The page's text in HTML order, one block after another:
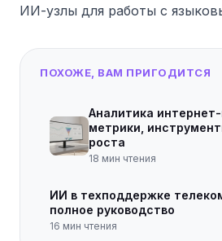
ИИ-узлы для работы с
ПОХОЖЕ, ВАМ ПРИГОДИТСЯ
Аналитика
метрики,
роста
18 мин чтения
ИИ в техподдержке
полное руководство
16 мин чтения